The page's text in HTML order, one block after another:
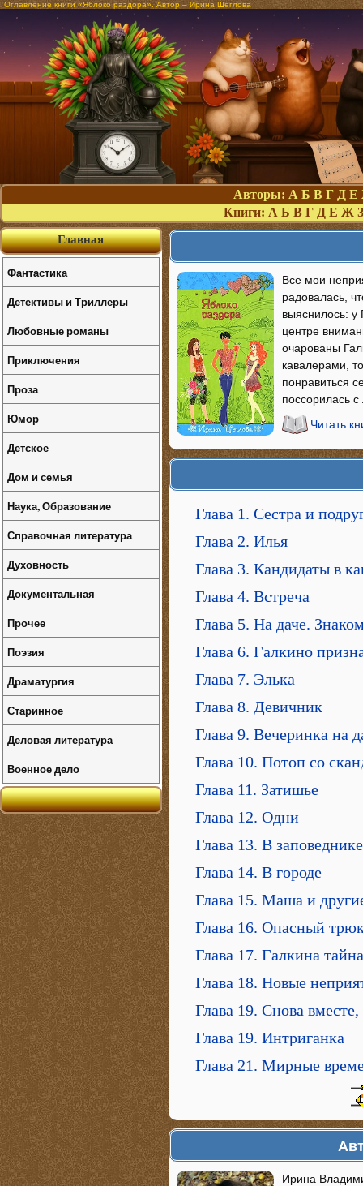
Оглавление книги «Яблоко раздора». Автор – Ирина Щеглова
Авторы: А Б В Г Д Е
Книги: А Б В Г Д Е Ж З
Все мои
радовалась,
выяснилось: у
центре
очарованы
кавалерами,
понравиться
поссорилась
Читать
Глава 1. Сестра и
Глава 2. Илья
Глава 3. Кандидаты в
Глава 4. Встреча
Глава 5. На даче.
Глава 6. Галкино
Глава 7. Элька
Глава 8. Девичник
Глава 9. Вечеринка на
Глава 10. Потоп со
Глава 11. Затишье
Глава 12. Одни
Глава 13. В заповеднике
Глава 14. В городе
Глава 15. Маша и
Глава 16. Опасный
Глава 17. Галкина тайна
Глава 18. Новые
Глава 19. Снова
Глава 19. Интриганка
Глава 21. Мирные
Ирина
Главная
Фантастика
Детективы и Триллеры
Любовные романы
Приключения
Проза
Юмор
Детское
Дом и семья
Наука, Образование
Справочная литература
Духовность
Документальная
Прочее
Поэзия
Драматургия
Старинное
Деловая литература
Военное дело